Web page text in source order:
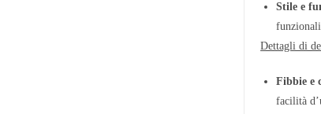
Stile e
Dettagli di
Fibbie e
facilità